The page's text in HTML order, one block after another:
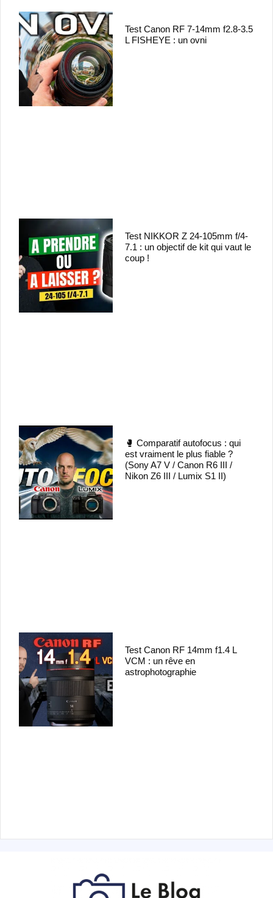
Test Canon RF 7-14mm f2.8-3.5
L FISHEYE : un ovni
Test NIKKOR Z 24-105mm f/4-
7.1 : un objectif de kit qui vaut le
coup !
🥊 Comparatif autofocus : qui
est vraiment le plus fiable ?
(Sony A7 V / Canon R6 III /
Nikon Z6 III / Lumix S1 II)
Test Canon RF 14mm f1.4 L
VCM : un rêve en
astrophotographie